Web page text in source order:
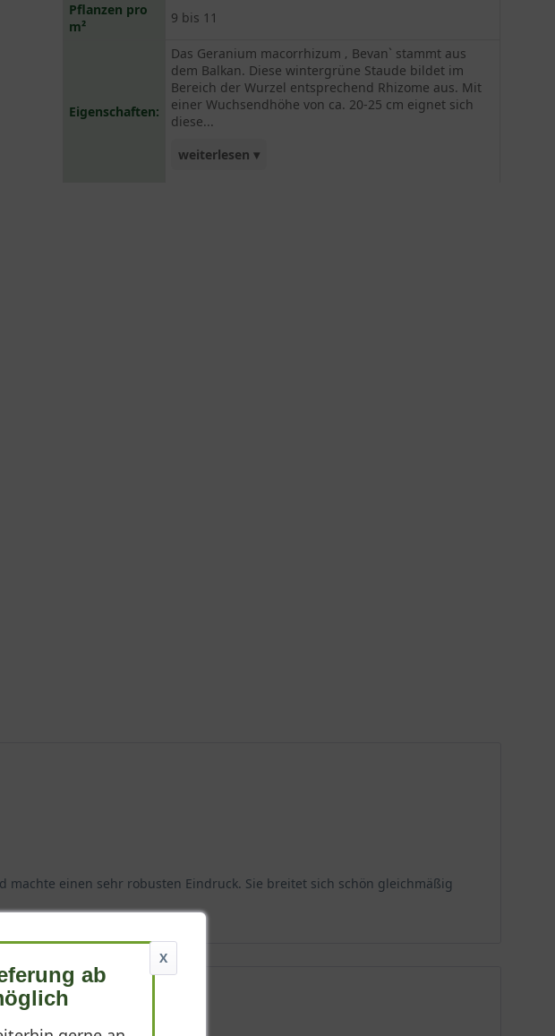
Pflanzen pro
m²
9 bis 11
Eigenschaften:
Das Geranium macorrhizum ‚ Bevan` stammt aus
dem Balkan. Diese wintergrüne Staude bildet im
Bereich der Wurzel entsprechend Rhizome aus. Mit
einer Wuchsendhöhe von ca. 20-25 cm eignet sich
diese...
weiterlesen ▾
einen sehr robusten Eindruck. Sie breitet sich schön gleichmäßig
X
ab